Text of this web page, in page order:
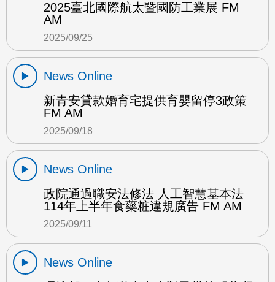
2025臺北國際航太暨國防工業展 FM
AM
2025/09/25
News Online
新青安貸款婚育宅提供育嬰留停3政策
FM AM
2025/09/18
News Online
政院通過職安法修法 人工智慧基本法
114年上半年食藥粧違規廣告 FM AM
2025/09/11
News Online